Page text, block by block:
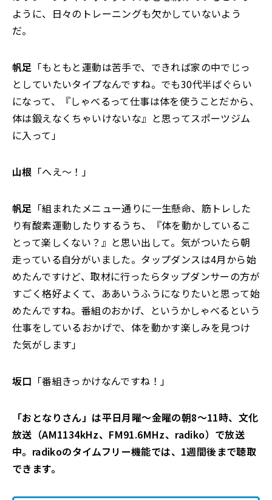
ように、日々のトレーニングも欠かしていないよう
だ。
帆足 「もともと運動は苦手で、できれば家の中でじっ
としていたいタイプなんですね。でも30代半ばぐらい
になって、『しゃべるって仕事は体を使うことだから、
体は鍛えなくちゃいけないな』と思ってスポーツジム
に入って」
山根 「へえ～！」
帆足 「組まれたメニュー通りに一生懸命、筋トレした
り有酸素運動したりするうち、『体を動かしているこ
とって楽しくない？』と思い出して。気がついたら朝
走っている自分がいました。タップダンスは4月から始
めたんですけど、取材に行ったらタップダンサーの方が
すごく格好よくて、ああいうふうになりたいと思って始
めたんですね。番組のおかげ、というかしゃべるという
仕事をしているおかげで、体を動かす楽しみを見つけ
た気がします」
坂口 「番組きっかけなんですね！」
「おとなりさん」は平日月曜～金曜の朝8～11時、文化
放送（AM1134kHz、FM91.6MHz、radiko）で放送
中。radikoのタイムフリー機能では、1週間後まで聴取
できます。